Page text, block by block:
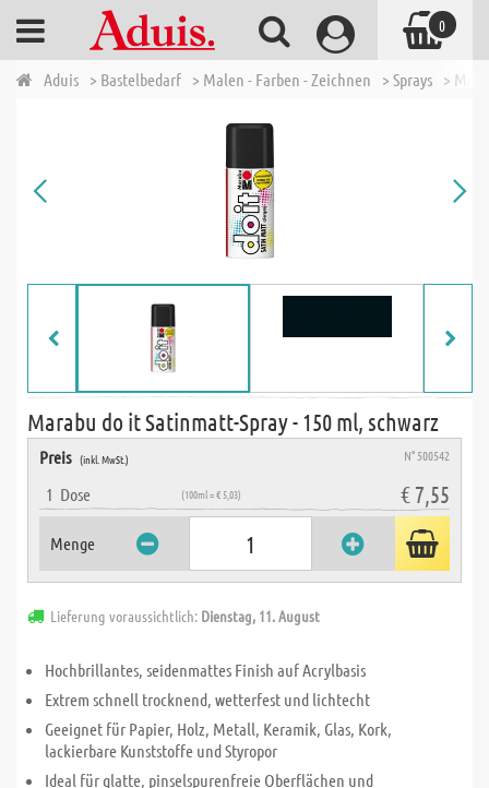
Aduis > Bastelbedarf > Malen - Farben - Zeichnen > Sprays >
Marabu do it Satinmatt-Spray - 150 ml, schwarz
Preis (inkl. MwSt.) N° 500542
1 Dose (100ml = € 5,03) € 7,55
Menge
Lieferung voraussichtlich: Dienstag, 11. August
Hochbrillantes, seidenmattes Finish auf Acrylbasis
Extrem schnell trocknend, wetterfest und lichtecht
Geeignet für Papier, Holz, Metall, Keramik, Glas, Kork,
lackierbare Kunststoffe und Styropor
Ideal für glatte, pinselspurenfreie Oberflächen und
0